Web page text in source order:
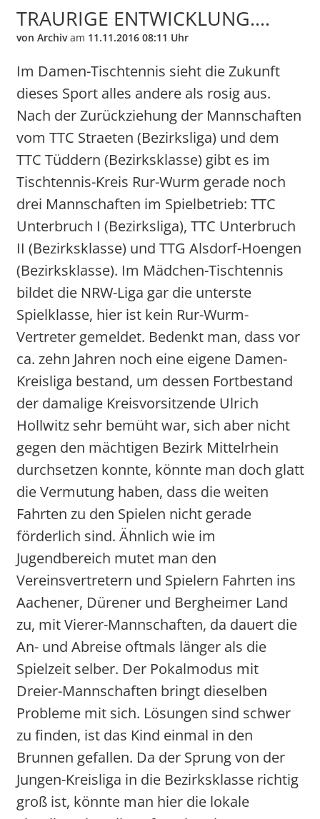
TRAURIGE ENTWICKLUNG....
von Archivam 11.11.2016 08:11 Uhr
Im Damen-Tischtennis sieht die Zukunft
dieses Sport alles andere als rosig aus.
Nach der Zurückziehung der Mannschaften
vom TTC Straeten (Bezirksliga) und dem
TTC Tüddern (Bezirksklasse) gibt es im
Tischtennis-Kreis Rur-Wurm gerade noch
drei Mannschaften im Spielbetrieb: TTC
Unterbruch I (Bezirksliga), TTC Unterbruch
II (Bezirksklasse) und TTG Alsdorf-Hoengen
(Bezirksklasse). Im Mädchen-Tischtennis
bildet die NRW-Liga gar die unterste
Spielklasse, hier ist kein Rur-Wurm-
Vertreter gemeldet. Bedenkt man, dass vor
ca. zehn Jahren noch eine eigene Damen-
Kreisliga bestand, um dessen Fortbestand
der damalige Kreisvorsitzende Ulrich
Hollwitz sehr bemüht war, sich aber nicht
gegen den mächtigen Bezirk Mittelrhein
durchsetzen konnte, könnte man doch glatt
die Vermutung haben, dass die weiten
Fahrten zu den Spielen nicht gerade
förderlich sind. Ähnlich wie im
Jugendbereich mutet man den
Vereinsvertretern und Spielern Fahrten ins
Aachener, Dürener und Bergheimer Land
zu, mit Vierer-Mannschaften, da dauert die
An- und Abreise oftmals länger als die
Spielzeit selber. Der Pokalmodus mit
Dreier-Mannschaften bringt dieselben
Probleme mit sich. Lösungen sind schwer
zu finden, ist das Kind einmal in den
Brunnen gefallen. Da der Sprung von der
Jungen-Kreisliga in die Bezirksklasse richtig
groß ist, könnte man hier die lokale